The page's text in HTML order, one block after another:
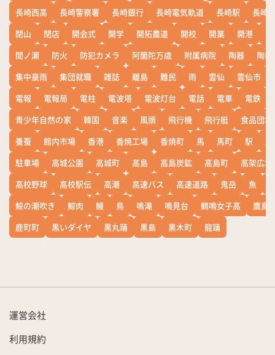
長崎西高
長崎警察署 長崎銀行 長崎電気軌道 長崎駅
長崎
閉山
閉店 開会式 開学 開拓農道 開校 開業 開港
間ノ瀬
防火 防犯カメラ 阿蘭陀万歳 附属病院 陶器
陶器
集中豪雨
集団就職 雑誌 離島 難民 雨 雲仙 雲仙市
電報
電報局 電柱 電波塔 電波灯台 電話 電車 電鉄
青少年自然の家
韓国 音楽 風頭 飛行機 飛行艇
食品団地
養蚕
館内市場 香港 香焼工場 香焼町 馬 馬町 駅
駐車場
高城公園 高城町 高島 高島炭鉱 高島町
高架広場
高校野球
高校駅伝 高潮 高速バス 高速道路 鬼岳 魚
鯨の潮吹き
鯨肉 鰻 鳥 鳴滝 鳴見台 鶴鳴女子高
鷹島
鹿町町
黒いダイヤ 黒丸踊 黒島 黒木町 龍踊
運営会社
利用規約